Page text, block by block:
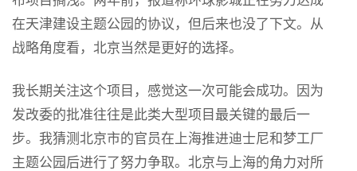
在天津建设主题公园的协议，但后来也没了下文。从
战略角度看，北京当然是更好的选择。
我长期关注这个项目，感觉这一次可能会成功。因为
发改委的批准往往是此类大型项目最关键的最后一
步。我猜测北京市的官员在上海推进迪士尼和梦工厂
主题公园后进行了努力争取。北京与上海的角力对所